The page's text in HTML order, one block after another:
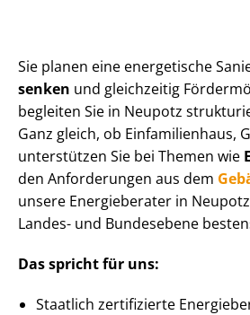
Sie planen eine energetische
senken und gleichzeitig
begleiten Sie in Neupotz
Ganz gleich, ob Einfamilienhaus,
unterstützen Sie bei Themen wie
den Anforderungen aus dem
unsere Energieberater in
Landes- und Bundesebene
Das spricht für uns:
Staatlich zertifizierte